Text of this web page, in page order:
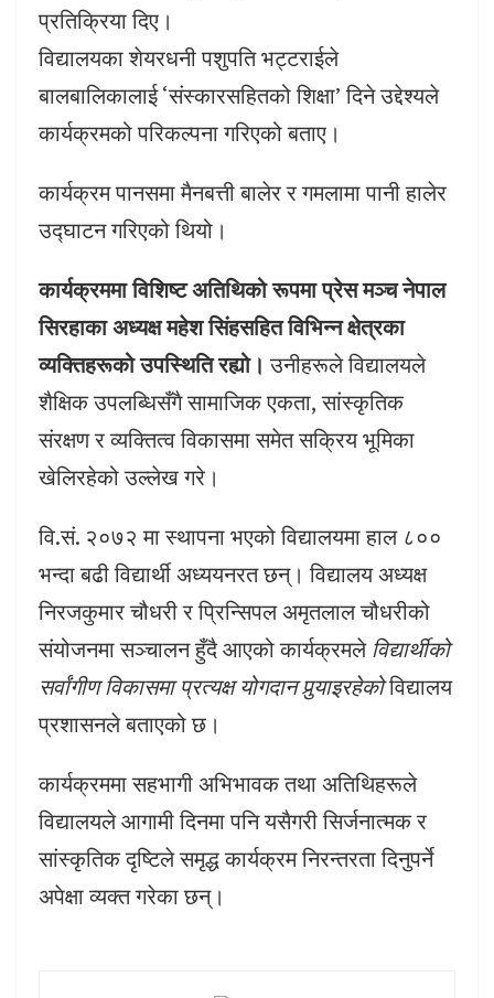
प्रतिक्रिया दिए।
विद्यालयका शेयरधनी पशुपति भट्टराईले
बालबालिकालाई ‘संस्कारसहितको शिक्षा’ दिने उद्देश्यले
कार्यक्रमको परिकल्पना गरिएको बताए।
कार्यक्रम पानसमा मैनबत्ती बालेर र गमलामा पानी हालेर
उद्घाटन गरिएको थियो।
कार्यक्रममा विशिष्ट अतिथिको रूपमा प्रेस मञ्च नेपाल
सिरहाका अध्यक्ष महेश सिंहसहित विभिन्न क्षेत्रका
व्यक्तिहरूको उपस्थिति रह्यो। उनीहरूले विद्यालयले
शैक्षिक उपलब्धिसँगै सामाजिक एकता, सांस्कृतिक
संरक्षण र व्यक्तित्व विकासमा समेत सक्रिय भूमिका
खेलिरहेको उल्लेख गरे।
वि.सं. २०७२ मा स्थापना भएको विद्यालयमा हाल ८००
भन्दा बढी विद्यार्थी अध्ययनरत छन्। विद्यालय अध्यक्ष
निरजकुमार चौधरी र प्रिन्सिपल अमृतलाल चौधरीको
संयोजनमा सञ्चालन हुँदै आएको कार्यक्रमलेविद्यार्थीको
सर्वांगीण विकासमा प्रत्यक्ष योगदान पुर्‍याइरहेकोविद्यालय
प्रशासनले बताएको छ।
कार्यक्रममा सहभागी अभिभावक तथा अतिथिहरूले
विद्यालयले आगामी दिनमा पनि यसैगरी सिर्जनात्मक र
सांस्कृतिक दृष्टिले समृद्ध कार्यक्रम निरन्तरता दिनुपर्ने
अपेक्षा व्यक्त गरेका छन्।